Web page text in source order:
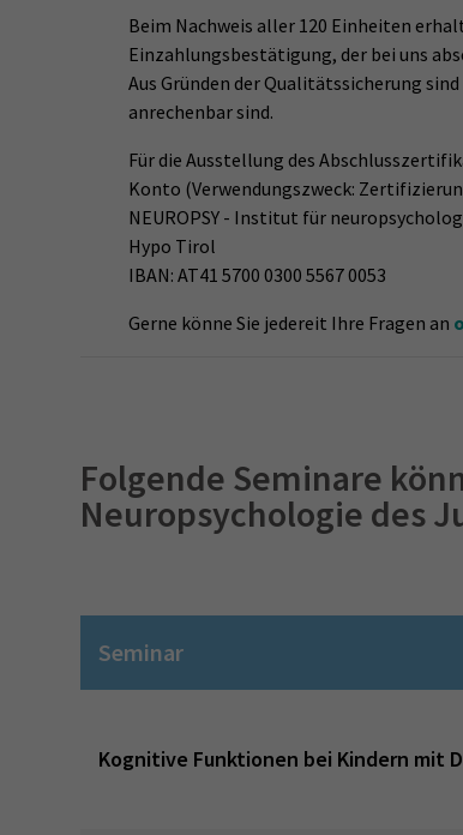
Beim Nachweis aller 120 Einheiten
Einzahlungsbestätigung, der bei uns
Aus Gründen der Qualitätssicherung
anrechenbar sind.
Für die Ausstellung des
Konto (Verwendungszweck:
NEUROPSY - Institut für
Hypo Tirol
IBAN: AT41 5700 0300 5567 0053
Gerne könne Sie jedereit Ihre Fragen an
Folgende Seminare
Neuropsychologie des
Seminar
Kognitive Funktionen bei Kindern mit